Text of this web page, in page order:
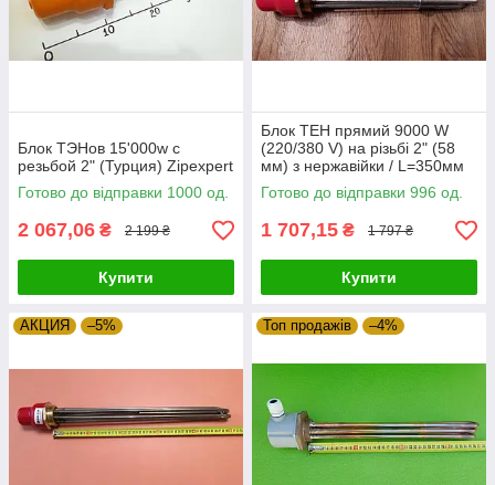
Блок ТЭНов 15'000w с
резьбой 2" (Турция) Zipexpert
Готово до відправки 1000 од.
2 067,06 ₴ 2 199 ₴
Купити
Блок ТЕН прямий 9000 W
(220/380 V) на різьбі 2" (58
мм) з нержавійки / L=350мм
Balcik, Туреччина Zipexpert
Готово до відправки 996 од.
1 707,15 ₴ 1 797 ₴
Купити
АКЦИЯ –5% Топ продажів –4%